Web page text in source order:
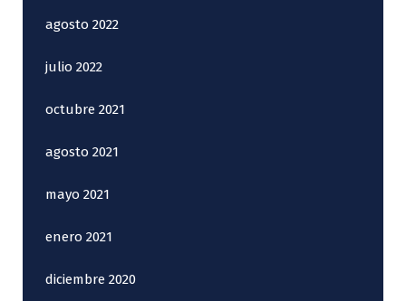
agosto 2022
julio 2022
octubre 2021
agosto 2021
mayo 2021
enero 2021
diciembre 2020